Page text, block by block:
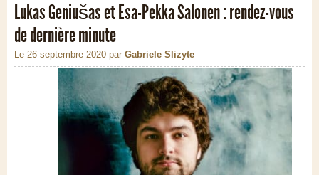
Lukas Geniušas et Esa-Pekka Salonen : rendez-vous
de dernière minute
Le 26 septembre 2020 par Gabriele Slizyte